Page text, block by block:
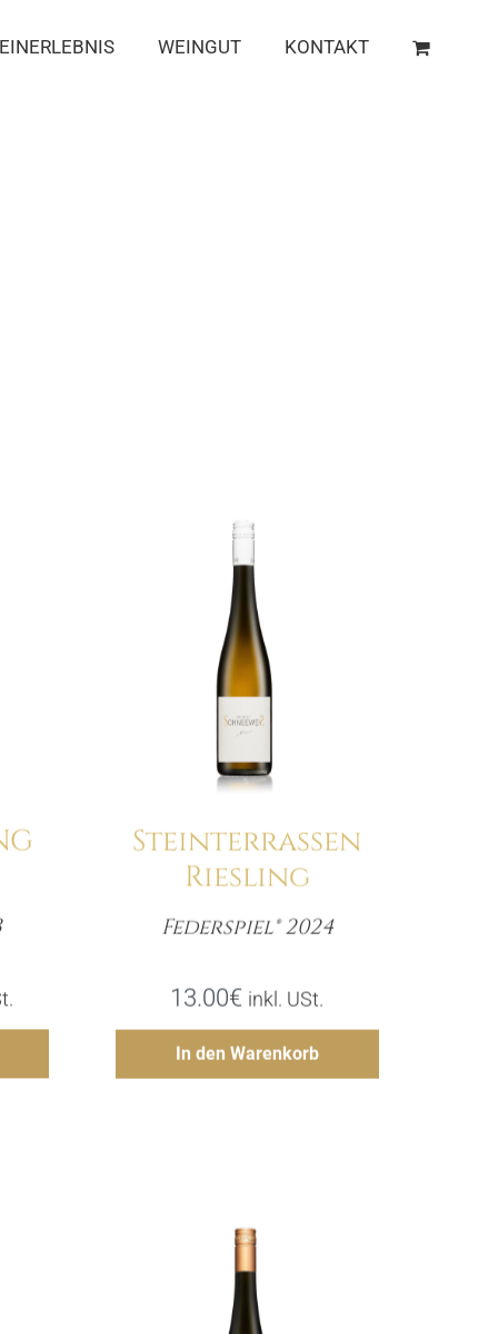
WEINGUT KONTAKT
Steinterrassen
Riesling
Federspiel® 2024
13.00€ inkl. USt.
In den Warenkorb
Menge